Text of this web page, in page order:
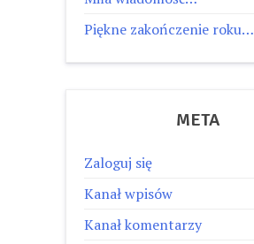
Piękne zakończenie roku…
META
Zaloguj się
Kanał wpisów
Kanał komentarzy